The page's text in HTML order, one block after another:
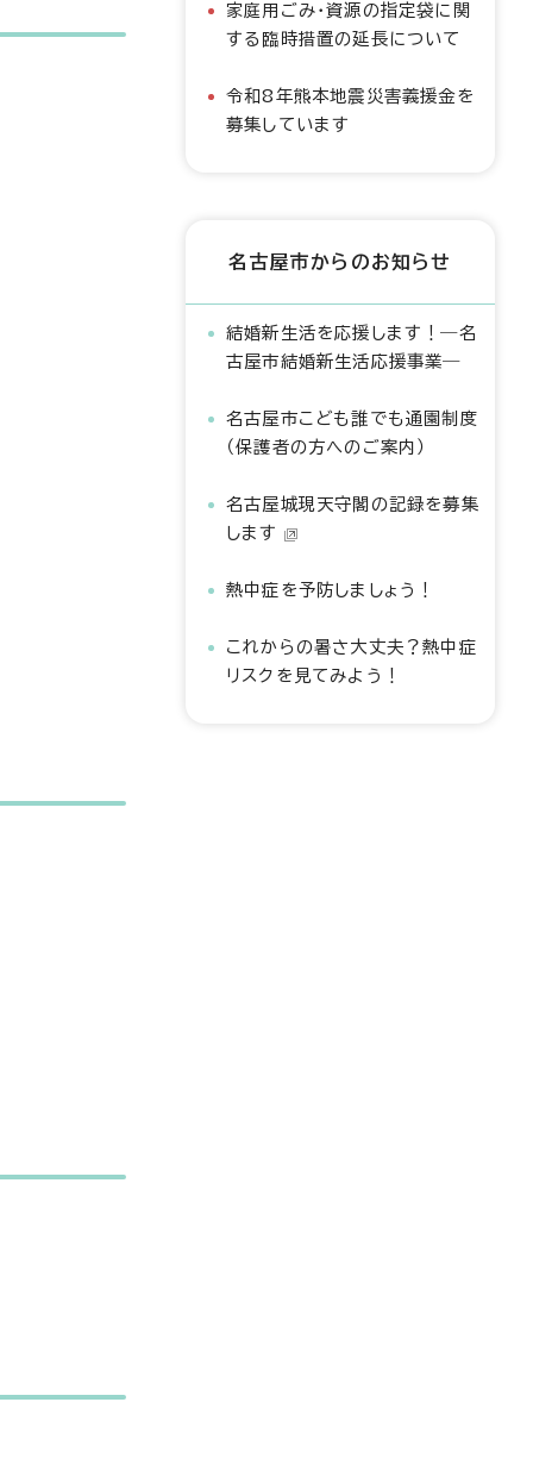
家庭用ごみ・資源の指定袋に関
する臨時措置の延長について
令和8年熊本地震災害義援金を
募集しています
名古屋市からのお知らせ
結婚新生活を応援します！―名
古屋市結婚新生活応援事業―
名古屋市こども誰でも通園制度
（保護者の方へのご案内）
名古屋城現天守閣の記録を募集
します
熱中症を予防しましょう！
これからの暑さ大丈夫？熱中症
リスクを見てみよう！